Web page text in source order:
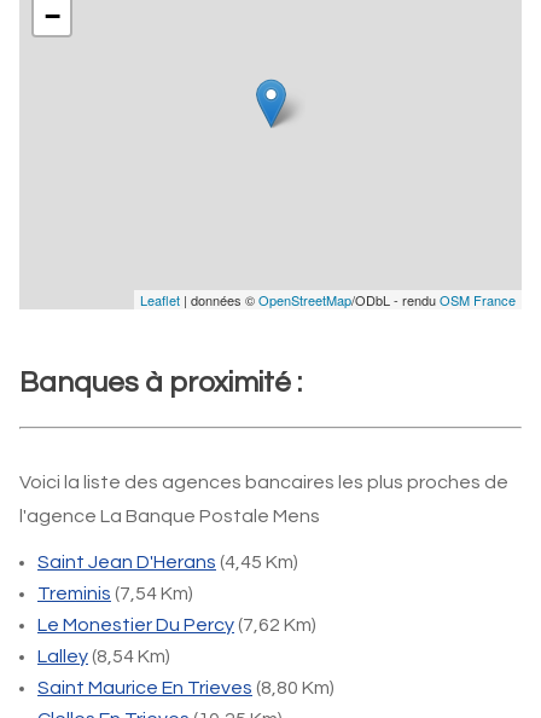
−
Leaflet | données ©OpenStreetMap/ODbL - renduOSM France
Banques à proximité :
Voici la liste des agences bancaires les plus proches de
l'agence La Banque Postale Mens
Saint Jean D'Herans (4,45 Km)
Treminis (7,54 Km)
Le Monestier Du Percy(7,62 Km)
Lalley(8,54 Km)
Saint Maurice En Trieves (8,80 Km)